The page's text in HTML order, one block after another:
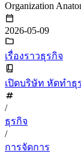
Organization
2026-05-09
เรื่องราวธุรกิจ
เปิดบริษัท หัดทำธุ
/
ธุรกิจ
/
การจัดการ